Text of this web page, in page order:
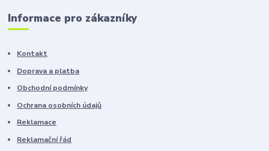
Informace pro zákazníky
Kontakt
Doprava a platba
Obchodní podmínky
Ochrana osobních údajů
Reklamace
Reklamační řád